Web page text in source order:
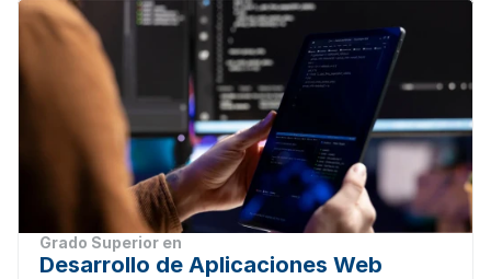
Grado Superior en
Desarrollo de Aplicaciones Web